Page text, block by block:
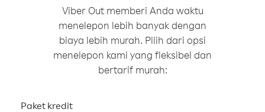
Viber Out memberi Anda waktu
menelepon lebih banyak dengan
biaya lebih murah. Pilih dari opsi
menelepon kami yang fleksibel dan
bertarif murah:
Paket kredit